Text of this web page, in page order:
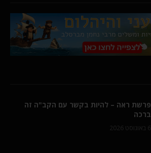
פרשת ראה – להיות בקשר עם הקב"ה זה
ברכה
6 באוגוסט 2026